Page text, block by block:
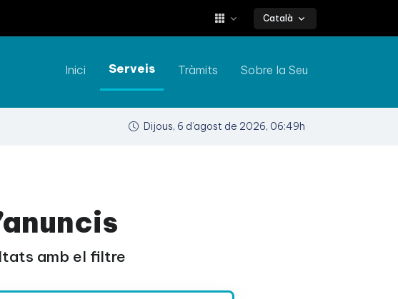
Català
Inici Serveis Tràmits Sobre la Seu
Dijous, 6 d’agost de 2026, 06:49h
amb el filtre